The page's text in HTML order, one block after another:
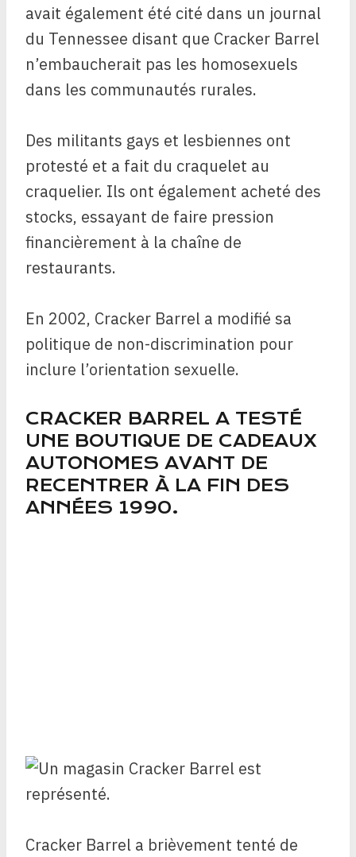
avait également été cité dans un journal
du Tennessee disant que Cracker Barrel
n’embaucherait pas les homosexuels
dans les communautés rurales.
Des militants gays et lesbiennes ont
protesté et a fait du craquelet au
craquelier. Ils ont également acheté des
stocks, essayant de faire pression
financièrement à la chaîne de
restaurants.
En 2002, Cracker Barrel a modifié sa
politique de non-discrimination pour
inclure l’orientation sexuelle.
CRACKER BARREL A TESTÉ
UNE BOUTIQUE DE CADEAUX
AUTONOMES AVANT DE
RECENTRER À LA FIN DES
ANNÉES 1990.
Cracker Barrel a brièvement tenté de